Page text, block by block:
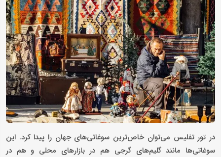
در تور تفلیس می‌توان خاص‌ترین سوغاتی‌های جهان را پیدا کرد. این
سوغاتی‌ها مانند گلیم‌های گرجی هم در بازارهای محلی و هم در